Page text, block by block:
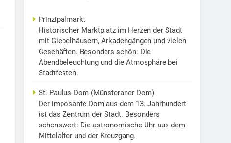
Prinzipalmarkt
Historischer Marktplatz im Herzen der Stadt
mit Giebelhäusern, Arkadengängen und vielen
Geschäften. Besonders schön: Die
Abendbeleuchtung und die Atmosphäre bei
Stadtfesten.
St. Paulus-Dom (Münsteraner Dom)
Der imposante Dom aus dem 13. Jahrhundert
ist das Zentrum der Stadt. Besonders
sehenswert: Die astronomische Uhr aus dem
Mittelalter und der Kreuzgang.